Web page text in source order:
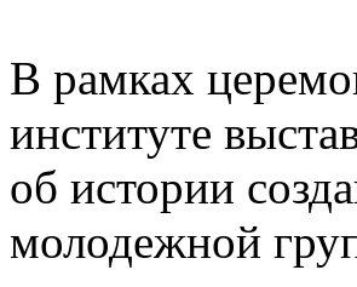
В рамках
институте
об истории
молодежной